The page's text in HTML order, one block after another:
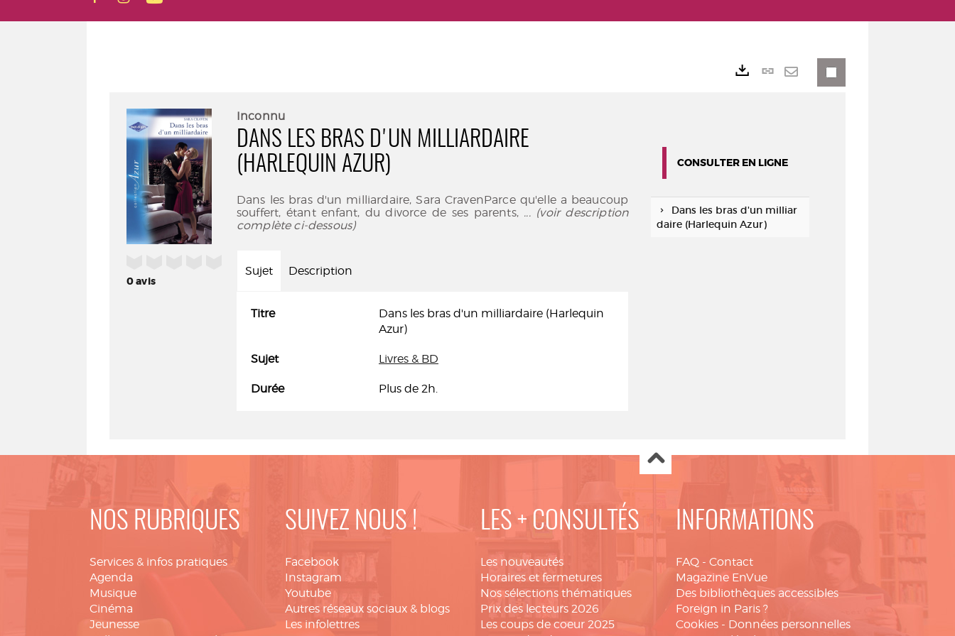
0avis
Inconnu
DANS LES BRAS D'UN MILLIARDAIRE
(HARLEQUIN AZUR)
Dans les bras d'un milliardaire, Sara CravenParce qu'elle a beaucoup
souffert, étant enfant, du divorce de ses parents, ... (voir description
complète ci-dessous)
Sujet Description
Titre
Dans les bras d'un milliardaire (Harlequin
Azur)
Sujet Livres & BD
Durée Plus de 2h.
Lien
CONSULTER EN LIGNE
Dans les bras d'un milliar
daire (Harlequin Azur)
NOS RUBRIQUES
Services & infos pratiques
Agenda
Musique
Cinéma
Jeunesse
SUIVEZ NOUS !
Facebook
Instagram
Youtube
Autres réseaux sociaux & blogs
Les infolettres
LES + CONSULTÉS
Les nouveautés
Horaires et fermetures
Nos sélections thématiques
Prix des lecteurs 2026
Les coups de coeur 2025
INFORMATIONS
FAQ - Contact
Magazine EnVue
Des bibliothèques accessibles
Foreign in Paris ?
Cookies - Données personnelles